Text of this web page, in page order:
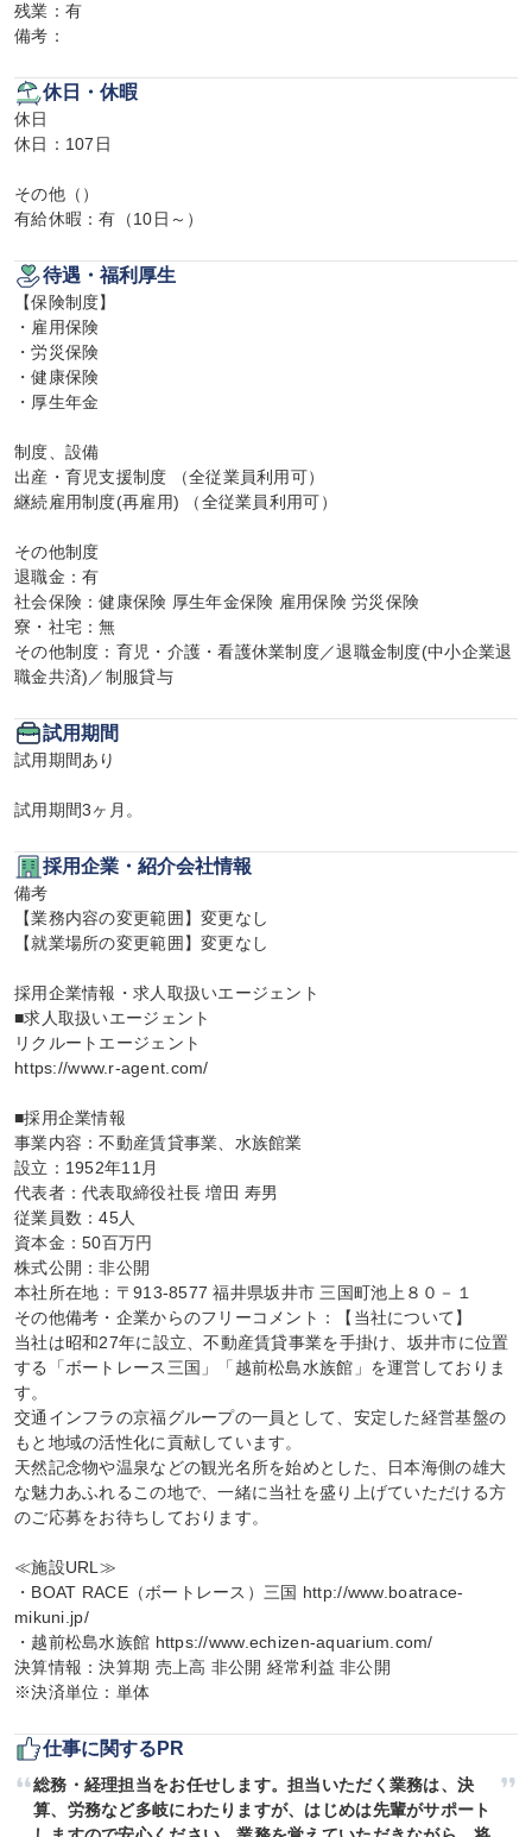
残業：有
備考：
休日・休暇
休日
休日：107日
その他（）
有給休暇：有（10日～）
待遇・福利厚生
【保険制度】
・雇用保険
・労災保険
・健康保険
・厚生年金
制度、設備
出産・育児支援制度 （全従業員利用可）
継続雇用制度(再雇用) （全従業員利用可）
その他制度
退職金：有
社会保険：健康保険 厚生年金保険 雇用保険 労災保険
寮・社宅：無
その他制度：育児・介護・看護休業制度／退職金制度(中小企業退
職金共済)／制服貸与
試用期間
試用期間あり
試用期間3ヶ月。
採用企業・紹介会社情報
備考
【業務内容の変更範囲】変更なし
【就業場所の変更範囲】変更なし
採用企業情報・求人取扱いエージェント
■求人取扱いエージェント
リクルートエージェント
https://www.r-agent.com/
■採用企業情報
事業内容：不動産賃貸事業、水族館業
設立：1952年11月
代表者：代表取締役社長 増田 寿男
従業員数：45人
資本金：50百万円
株式公開：非公開
本社所在地：〒913-8577 福井県坂井市 三国町池上８０－１
その他備考・企業からのフリーコメント：【当社について】
当社は昭和27年に設立、不動産賃貸事業を手掛け、坂井市に位置
する「ボートレース三国」「越前松島水族館」を運営しておりま
す。
交通インフラの京福グループの一員として、安定した経営基盤の
もと地域の活性化に貢献しています。
天然記念物や温泉などの観光名所を始めとした、日本海側の雄大
な魅力あふれるこの地で、一緒に当社を盛り上げていただける方
のご応募をお待ちしております。
≪施設URL≫
・BOAT RACE（ボートレース）三国 http://www.boatrace-
mikuni.jp/
・越前松島水族館 https://www.echizen-aquarium.com/
決算情報：決算期 売上高 非公開 経常利益 非公開
※決済単位：単体
仕事に関するPR
総務・経理担当をお任せします。担当いただく業務は、決
算、労務など多岐にわたりますが、はじめは先輩がサポート